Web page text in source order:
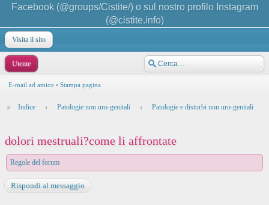
Facebook (@groups/Cistite/) o sul nostro profilo Instagram
(@cistite.info)
Visita il sito
Utente
E-mail ad amico • Stampa pagina
Indice ‹ Patologie non uro-genitali ‹ Patologie e disturbi non uro-genitali
dolori mestruali?come li affrontate
Regole del forum
Rispondi al messaggio